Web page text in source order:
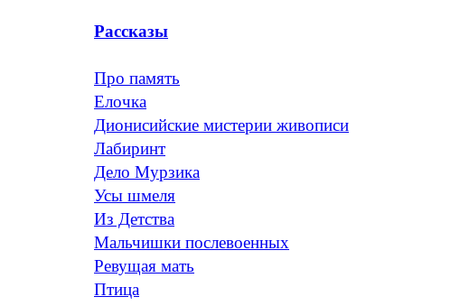
Рассказы
Про память
Елочка
Дионисийские мистерии живописи
Лабиринт
Дело Мурзика
Усы шмеля
Из Детства
Мальчишки послевоенных
Ревущая мать
Птица